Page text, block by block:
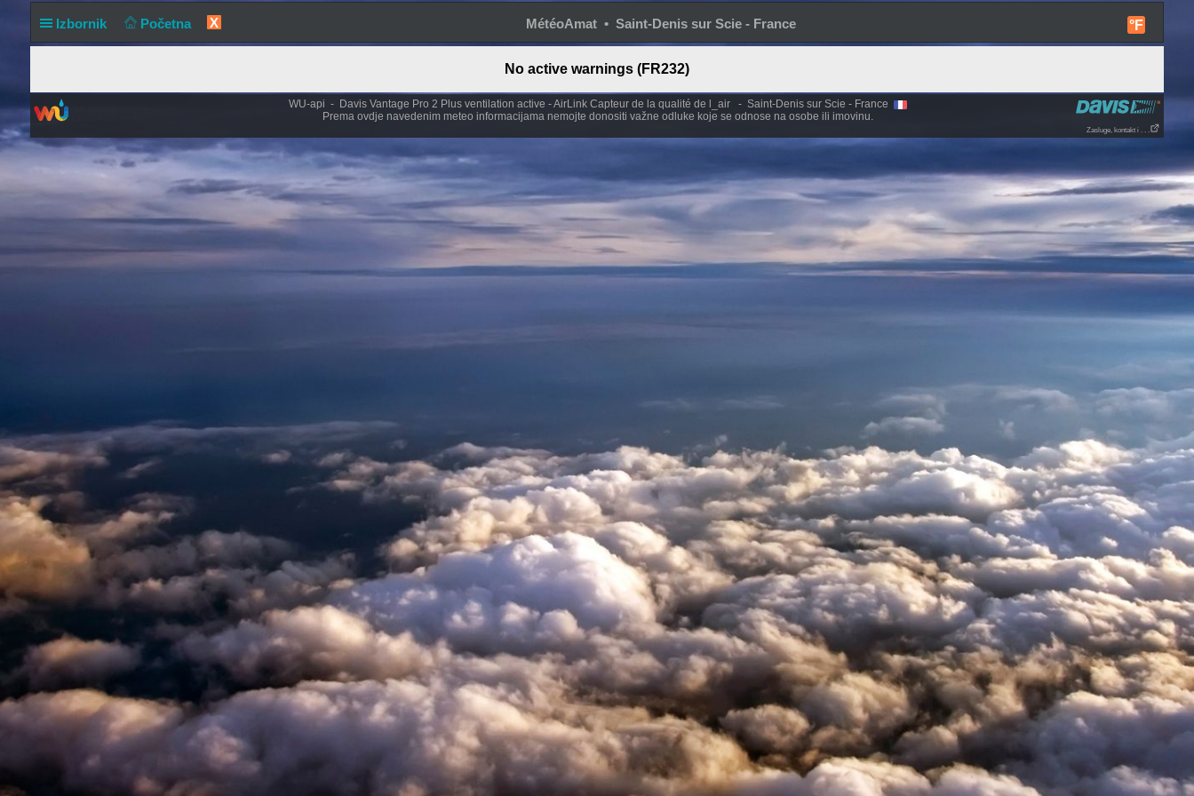
Izbornik Početna X °F
MétéoAmat • Saint-Denis sur Scie - France
No active warnings (FR232)
WU-api - Davis Vantage Pro 2 Plus ventilation active - AirLink Capteur de la qualité de l_air - Saint-Denis sur Scie - France
Prema ovdje navedenim meteo informacijama nemojte donositi važne odluke koje se odnose na osobe ili imovinu.
Zasluge, kontakt i . . .